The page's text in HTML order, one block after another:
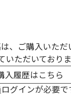
、ご購入いただ
いただいておりま
入履歴はこちら
グインが必要で